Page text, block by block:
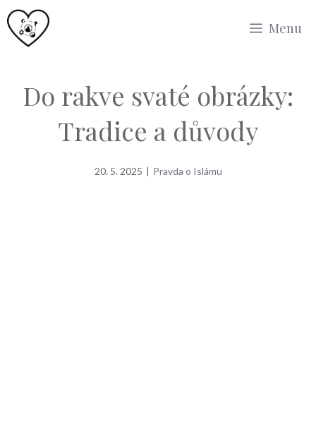
Přeskočit
na
Menu
Do rakve svaté obrázky:
Tradice a důvody
20. 5. 2025 | Pravda o Islámu